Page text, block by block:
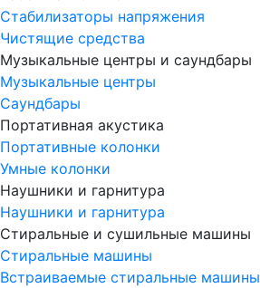
Стабилизаторы напряжения
Чистящие средства
Музыкальные центры и саундбары
Музыкальные центры
Саундбары
Портативная акустика
Портативные колонки
Умные колонки
Наушники и гарнитура
Наушники и гарнитура
Стиральные и сушильные машины
Стиральные машины
Встраиваемые стиральные машины